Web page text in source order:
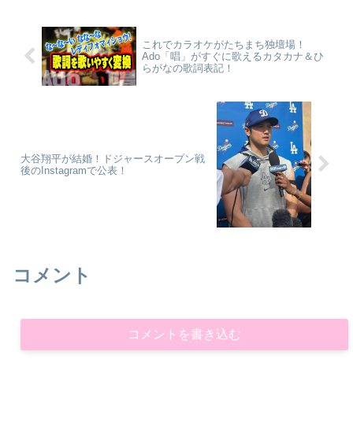
で、まさに実質無料で大量のお肉を食べ
れちゃいます！！
これでカラオケがたちまち独壇場！
Ado「唱」がすぐに歌えるカタカナ＆ひ
らがなの歌詞表記！
大谷翔平が結婚！ドジャースオープン戦
後のInstagramで公表！
コメント
コメントを書き込む